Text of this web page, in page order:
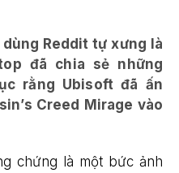
Reddit tự xưng là
đã chia sẻ những
rằng Ubisoft đã ấn
Creed Mirage vào
chứng là một bức ảnh